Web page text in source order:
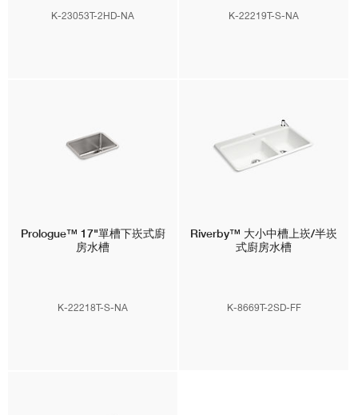
K-23053T-2HD-NA K-22219T-S-NA
Prologue™ 17"單槽下崁式廚
房水槽
K-22218T-S-NA
Riverby™大小中槽上崁/半崁
式廚房水槽
K-8669T-2SD-FF